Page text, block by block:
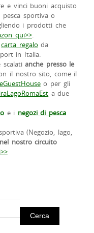
e vinci buoni acquisto
sportiva o
i prodotti che
qui>>.
carta regalo da
in Italia.
scalatianche presso le
il nostro sito, come il
o per gli
a due
e i negozi di pesca
(Negozio, lago,
nostro circuito